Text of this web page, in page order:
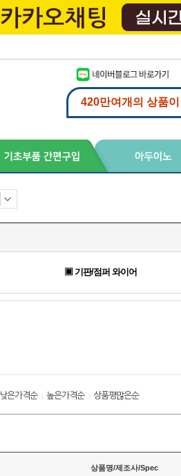
▣ 기판/점퍼 와이어
낮은가격순| 높은가격순| 상품평많은순
상품명/제조사/Spec